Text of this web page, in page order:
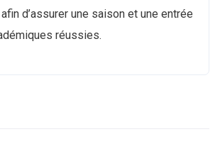
d’assurer une saison et une entrée
réussies.